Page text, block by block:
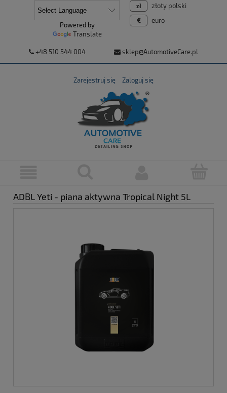
+48 510 544 004 sklep@AutomotiveCare.pl
Zarejestruj się Zaloguj się
złoty polski
euro
Powered by
Translate
ADBL Yeti - piana aktywna Tropical Night 5L